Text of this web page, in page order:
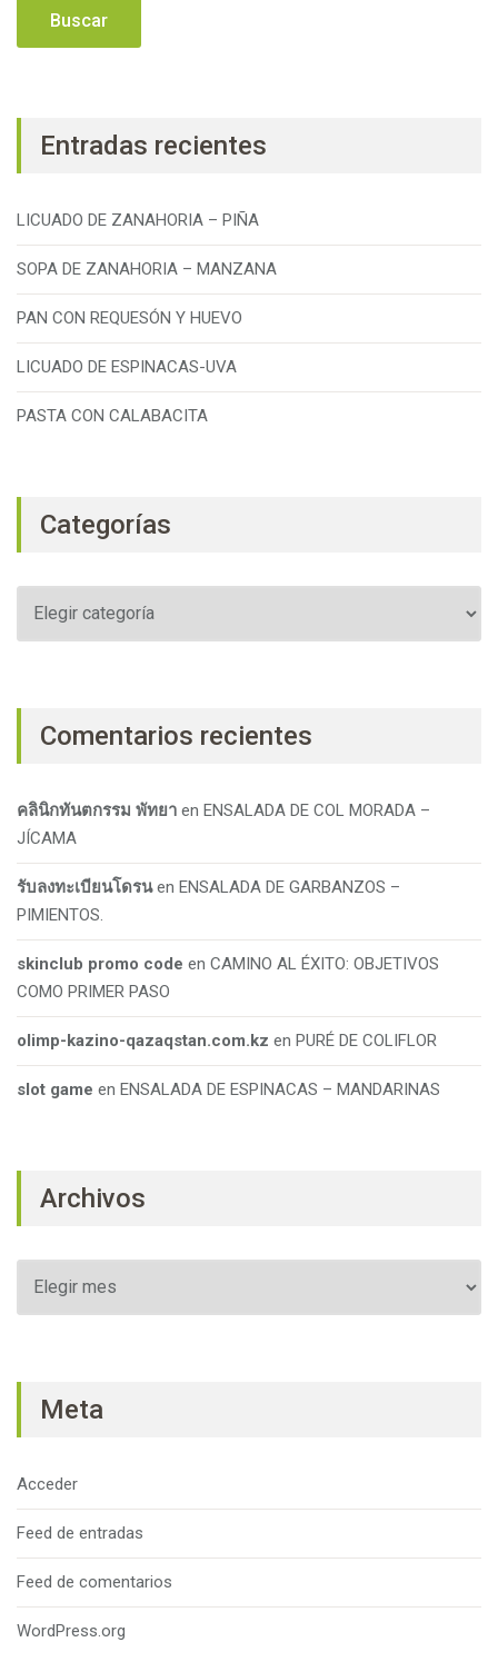
Entradas recientes
LICUADO DE ZANAHORIA – PIÑA
SOPA DE ZANAHORIA – MANZANA
PAN CON REQUESÓN Y HUEVO
LICUADO DE ESPINACAS-UVA
PASTA CON CALABACITA
Categorías
Comentarios recientes
คลินิกทันตกรรม พัทยา en ENSALADA DE COL MORADA –
JÍCAMA
รับลงทะเบียนโดรนen ENSALADA DE GARBANZOS –
PIMIENTOS.
skinclub promo code en CAMINO AL ÉXITO: OBJETIVOS
COMO PRIMER PASO
olimp-kazino-qazaqstan.com.kz en PURÉ DE COLIFLOR
slot game en ENSALADA DE ESPINACAS – MANDARINAS
Archivos
Meta
Acceder
Feed de entradas
Feed de comentarios
WordPress.org